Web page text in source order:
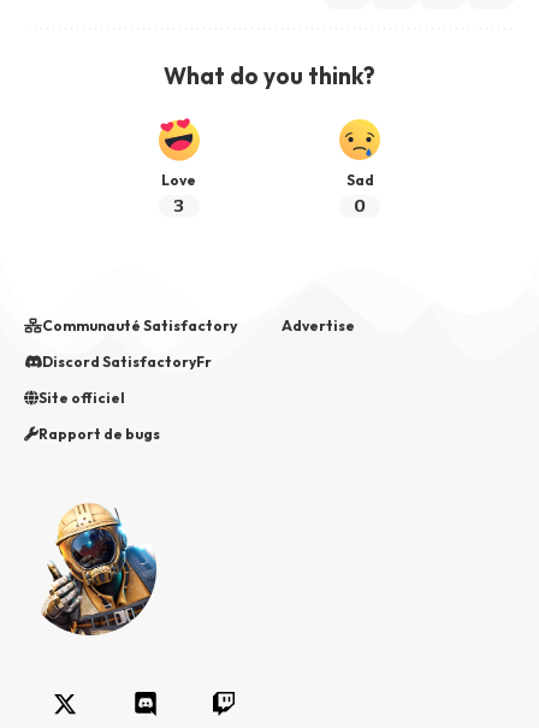
What do you think?
Love
3
Sad
0
Communauté Satisfactory
Discord SatisfactoryFr
Site officiel
Rapport de bugs
Advertise